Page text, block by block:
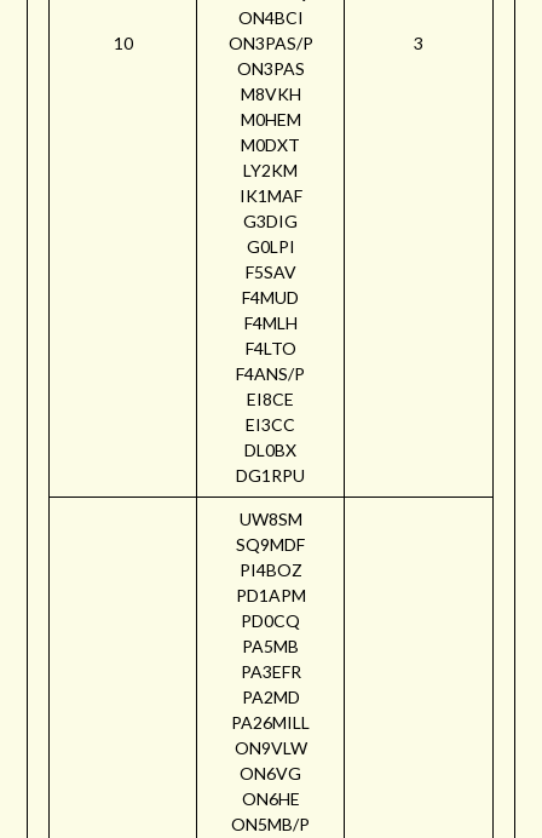
10
ON4BCI
ON3PAS/P
ON3PAS
M8VKH
M0HEM
M0DXT
LY2KM
IK1MAF
G3DIG
G0LPI
F5SAV
F4MUD
F4MLH
F4LTO
F4ANS/P
EI8CE
EI3CC
DL0BX
DG1RPU
3
UW8SM
SQ9MDF
PI4BOZ
PD1APM
PD0CQ
PA5MB
PA3EFR
PA2MD
PA26MILL
ON9VLW
ON6VG
ON6HE
ON5MB/P